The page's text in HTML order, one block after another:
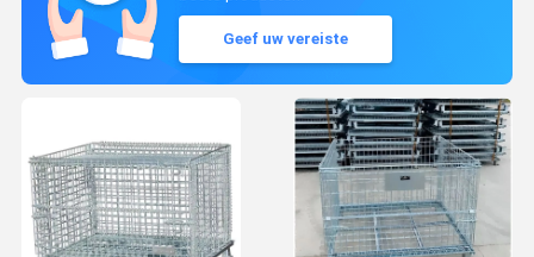
Geef uw vereiste